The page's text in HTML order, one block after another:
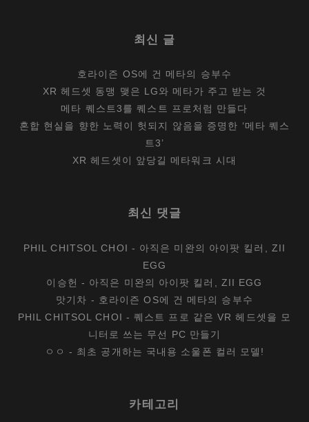
최신 글
호라이즌 OS에 건 메타의 승부수
XR 헤드셋 동맹 맺은 LG와 메타가 주고 받는 것
메타 퀘스트3를 퀘스트 프로처럼 만들다
혼합 현실을 향한 노력이 헛되지 않음을 증명한 ‘메타 퀘스
트3’
XR 헤드셋이 앞당길 메타워크 시대
최신 댓글
PHIL CHITSOL CHOI - 아직은 미완의 아이팟 킬러, ZII
EGG
이승헌 - 아직은 미완의 아이팟 킬러, ZII EGG
맛기차 - 호라이즌 OS에 건 메타의 승부수
PHIL CHITSOL CHOI -퀘스트 프로 같은 VR 헤드셋을 모
니터로 쓰는 무선 PC 만들기
ㅇㅇ - 최초 공개하는 국내용 소울폰 컬러 모델!
카테고리